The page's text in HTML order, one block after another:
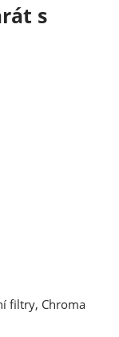
s
filtry, Chroma